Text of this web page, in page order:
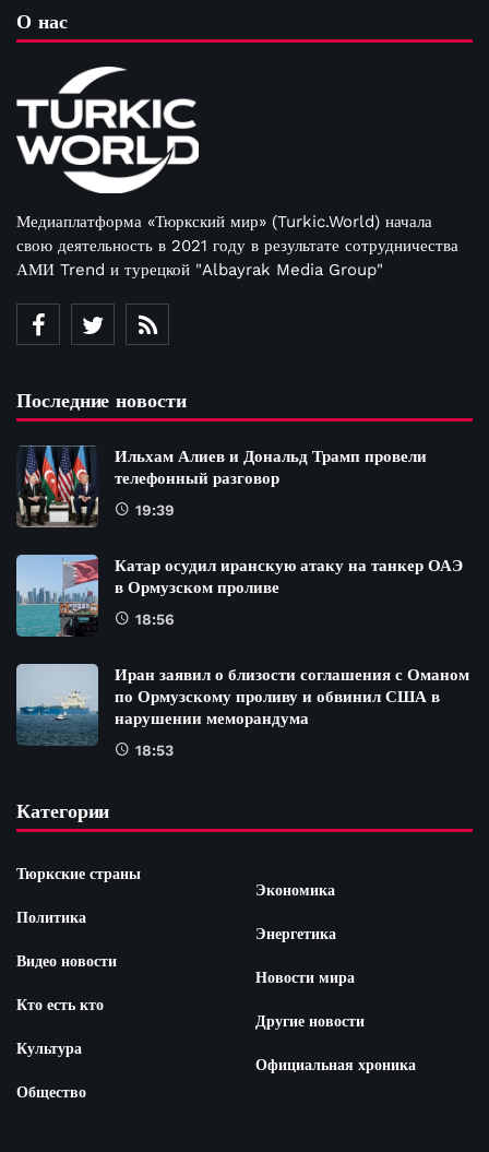
О нас
Медиаплатформа «Тюркский мир» (Turkic.World) начала
свою деятельность в 2021 году в результате сотрудничества
АМИ Trend и турецкой "Albayrak Media Group"
Последние новости
Ильхам Алиев и Дональд Трамп провели
телефонный разговор
19:39
Катар осудил иранскую атаку на танкер ОАЭ
в Ормузском проливе
18:56
Иран заявил о близости соглашения с Оманом
по Ормузскому проливу и обвинил США в
нарушении меморандума
18:53
Категории
Тюркские страны
Политика
Видео новости
Кто есть кто
Культура
Общество
Экономика
Энергетика
Новости мира
Другие новости
Официальная хроника